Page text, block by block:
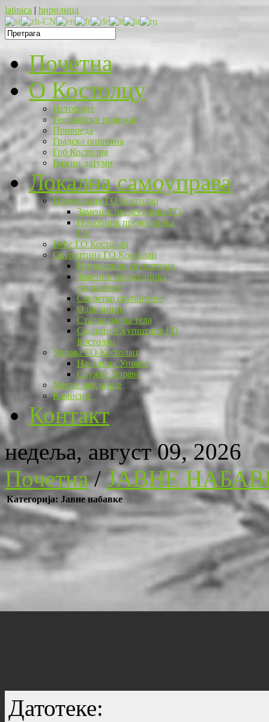
latinica | ћирилица
Почетна
O Костолцу
Историјат
Географски положај
Привреда
Градска општина
Грб Костолца
Важни датуми
Локална самоуправа
Председник ГО Костолац
Заменик председника ГО
Помоћник председника
ГО
Веће ГО Костолац
Скупштина ГО Костолац
Председник скупштине
Заменик председника
скупштине
Секретар скупштине
Одборници
Стална радна тела
Седнице Скупштине ГО
Костолац
Управа ГО Костолац
Начелник Управе
Службе Управе
Месне заједнице
Комисије
Контакт
недеља, август 09, 2026
Почетна/ЈАВНЕ
Категорија: Јавне набавке
Датотеке: